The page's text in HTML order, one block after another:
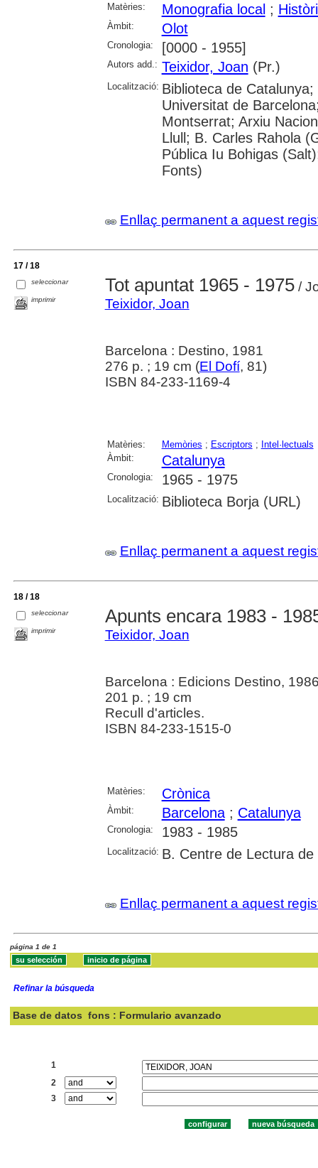
Matèries: Monografia local ;
Àmbit: Olot
Cronologia: [0000 - 1955]
Autors add.: Teixidor, Joan (Pr.)
Localització: Biblioteca de
Universitat de
Montserrat; Arxiu
Llull; B. Carles Rahola
Pública Iu Bohigas
Fonts)
Enllaç permanent a aquest
17 / 18
seleccionar
imprimir
Tot apuntat 1965 - 1975/
Teixidor, Joan
Barcelona : Destino, 1981
276 p. ; 19 cm (El Dofí, 81)
ISBN 84-233-1169-4
Matèries: Memòries ; Escriptors ; Intel·lectuals
Àmbit:
Catalunya
Cronologia: 1965 - 1975
Localització: Biblioteca Borja (URL)
Enllaç permanent a aquest
18 / 18
seleccionar
imprimir
Apunts encara 1983 -
Teixidor, Joan
Barcelona : Edicions Destino,
201 p. ; 19 cm
Recull d'articles.
ISBN 84-233-1515-0
Matèries: Crònica
Àmbit: Barcelona; Catalunya
Cronologia: 1983 - 1985
Localització: B. Centre de Lectura
Enllaç permanent a aquest
página 1 de 1
Refinar la búsqueda
Base de datos fons : Formulario avanzado
1
2
3